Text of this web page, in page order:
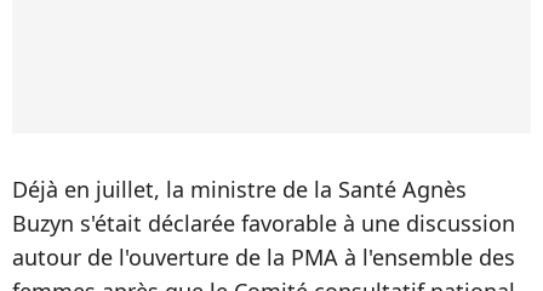
Déjà en juillet, la ministre de la Santé Agnès
Buzyn s'était déclarée favorable à une discussion
autour de l'ouverture de la PMA à l'ensemble des